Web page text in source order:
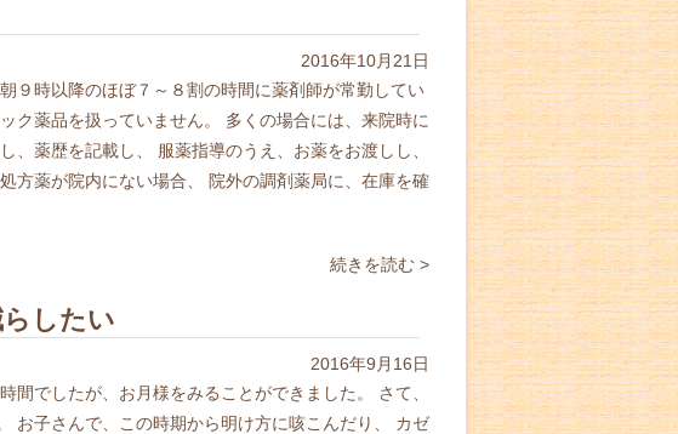
2016年10月21日
９時以降のほぼ７～８割の時間に薬剤師が常勤してい
ク薬品を扱っていません。 多くの場合には、来院時に
、薬歴を記載し、 服薬指導のうえ、お薬をお渡しし、
方薬が院内にない場合、 院外の調剤薬局に、在庫を確
続きを読む >
したい
2016年9月16日
間でしたが、お月様をみることができました。 さて、
お子さんで、この時期から明け方に咳こんだり、 カゼ